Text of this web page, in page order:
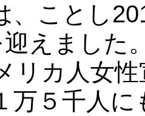
、ことし
えました
リカ人女
万５千人